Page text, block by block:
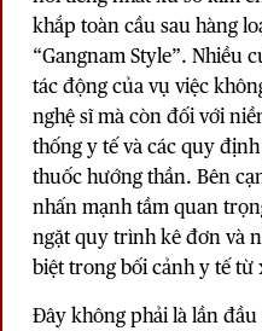
khắp toàn cầu sau hàng
“Gangnam Style”. Nhiều
tác động của vụ việc
nghệ sĩ mà còn đối với
thống y tế và các quy
thuốc hướng thần. Bên
nhấn mạnh tầm quan
ngặt quy trình kê đơn và
biệt trong bối cảnh y tế từ
Đây không phải là lần